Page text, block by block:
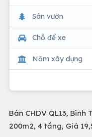
Sân vườn
Chỗ để xe
Năm xây dựng
Bán CHDV QL13,
200m2, 4 tầng, Giá